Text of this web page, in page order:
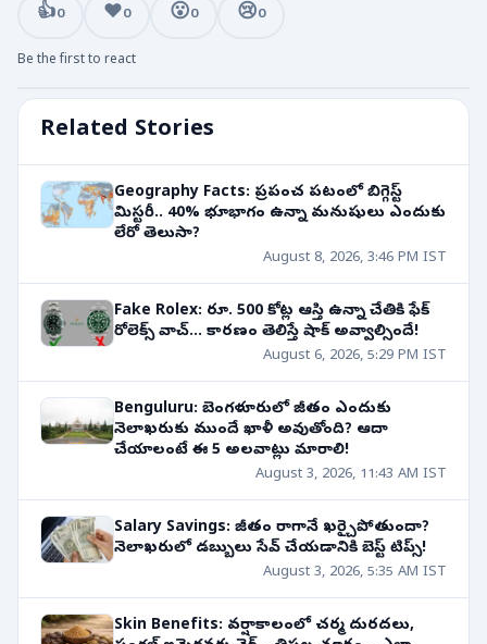
Related Stories
Geography Facts: ప్రపంచ పటంలో బిగ్గెస్ట్
మిస్టరీ.. 40% భూభాగం ఉన్నా మనుషులు ఎందుకు
లేరో తెలుసా?
August 8, 2026, 3:46 PM IST
Fake Rolex: రూ. 500 కోట్ల ఆస్తి ఉన్నా చేతికి ఫేక్
రోలెక్స్ వాచ్... కారణం తెలిస్తే షాక్ అవ్వాల్సిందే!
August 6, 2026, 5:29 PM IST
Benguluru: బెంగళూరులో జీతం ఎందుకు
నెలాఖరుకు ముందే ఖాళీ అవుతోంది? ఆదా
చేయాలంటే ఈ 5 అలవాట్లు మారాలి!
August 3, 2026, 11:43 AM IST
Salary Savings: జీతం రాగానే ఖర్చైపోతుందా?
నెలాఖరులో డబ్బులు సేవ్ చేయడానికి బెస్ట్ టిప్స్!
August 3, 2026, 5:35 AM IST
Skin Benefits: వర్షాకాలంలో చర్మ దురదలు,
👍0 ❤️0 😮0 😢0
Be the first to react